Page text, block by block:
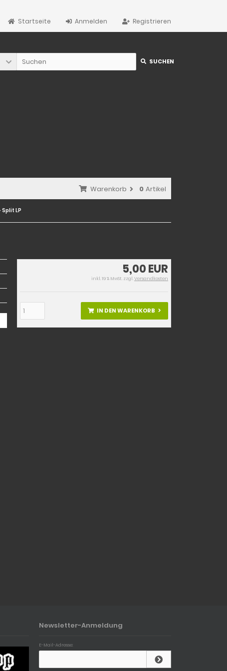
Registrieren
Anmelden
Startseite
SUCHEN
Warenkorb 0 Artikel
Split LP
5,00 EUR
inkl. 19 % MwSt. zzgl.Versandkosten
IN DEN WARENKORB
Newsletter-Anmeldung
E-Mail-Adresse: